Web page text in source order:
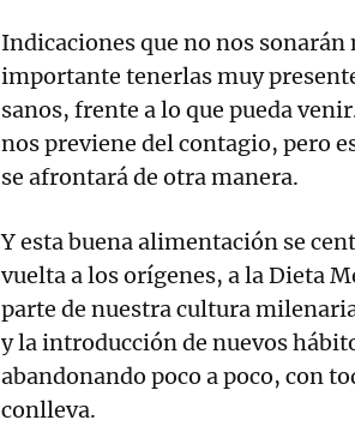
Indicaciones que no nos sonarán
importante tenerlas muy
sanos, frente a lo que pueda
nos previene del contagio, pero
se afrontará de otra manera.
Y esta buena alimentación se
vuelta a los orígenes, a la Dieta
parte de nuestra cultura
y la introducción de nuevos
abandonando poco a poco, con
conlleva.